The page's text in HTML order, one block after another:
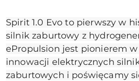
Spirit 1.0 Evo to pierwszy w
silnik zaburtowy z
ePropulsion jest pionierem w
innowacji elektrycznych
zaburtowych i poświęcamy